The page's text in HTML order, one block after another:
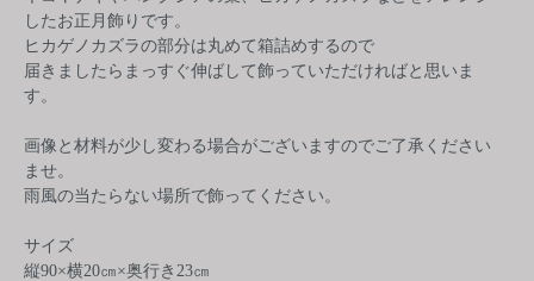
したお正月飾りです。
ヒカゲノカズラの部分は丸めて箱詰めするので
届きましたらまっすぐ伸ばして飾っていただければと思いま
す。
画像と材料が少し変わる場合がございますのでご了承ください
ませ。
雨風の当たらない場所で飾ってください。
サイズ
縦90×横20㎝×奥行き23㎝